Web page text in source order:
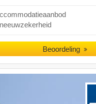
Beoordeling